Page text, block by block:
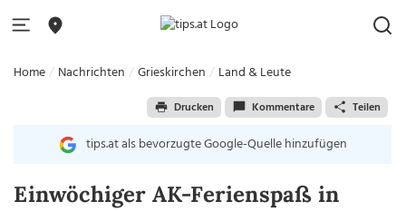
Home Nachrichten Grieskirchen Land & Leute
Drucken Kommentare Teilen
tips.at als bevorzugte Google-Quelle hinzufügen
Einwöchiger AK-Ferienspaß in